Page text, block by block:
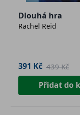
Dlouhá hra
Rachel Reid
391 Kč 439 Kč
Přidat do